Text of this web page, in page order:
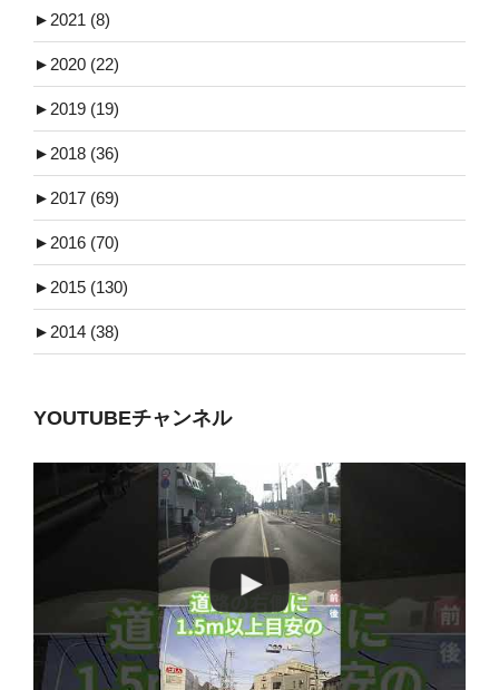
► 2021 (8)
► 2020 (22)
► 2019 (19)
► 2018 (36)
► 2017 (69)
► 2016 (70)
► 2015 (130)
► 2014 (38)
YOUTUBEチャンネル